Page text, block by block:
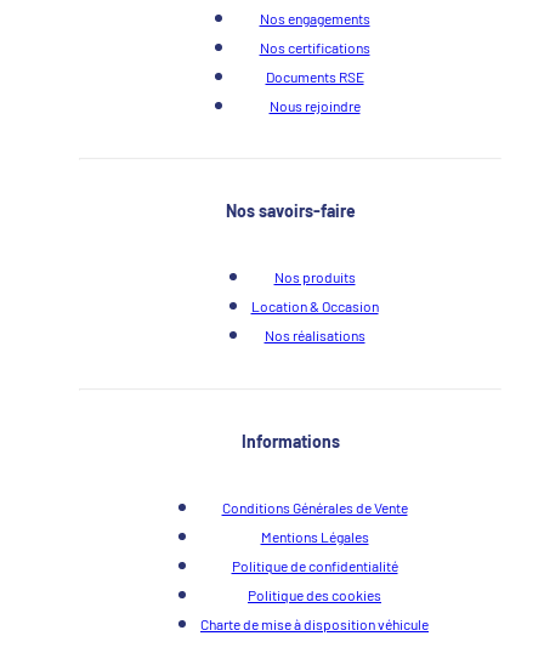
Nos engagements
Nos certifications
Documents RSE
Nous rejoindre
Nos savoirs-faire
Nos produits
Location & Occasion
Nos réalisations
Informations
Conditions Générales de Vente
Mentions Légales
Politique de confidentialité
Politique des cookies
Charte de mise à disposition véhicule